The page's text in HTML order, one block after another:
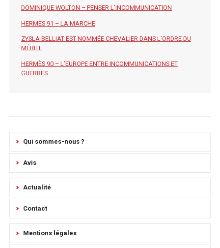
DOMINIQUE WOLTON – PENSER L’INCOMMUNICATION
HERMÈS 91 – LA MARCHE
ZYSLA BELLIAT EST NOMMÉE CHEVALIER DANS L’ORDRE DU
MÉRITE
HERMÈS 90 – L’EUROPE ENTRE INCOMMUNICATIONS ET
GUERRES
Qui sommes-nous ?
Avis
Actualité
Contact
Mentions légales